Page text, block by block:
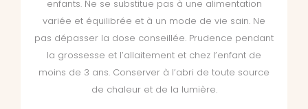
enfants. Ne se substitue pas à une alimentation
variée et équilibrée et à un mode de vie sain. Ne
pas dépasser la dose conseillée. Prudence pendant
la grossesse et l’allaitement et chez l’enfant de
moins de 3 ans. Conserver à l’abri de toute source
de chaleur et de la lumière.